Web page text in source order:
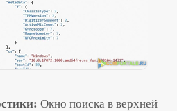
Окно поиска в верхней